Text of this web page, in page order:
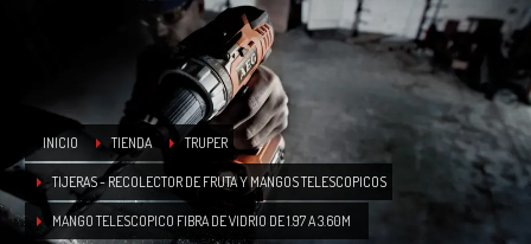
INICIO TIENDA TRUPER
TIJERAS - RECOLECTOR DE FRUTA Y MANGOS TELESCOPICOS
MANGO TELESCOPICO FIBRA DE VIDRIO DE 1.97 A 3.60M